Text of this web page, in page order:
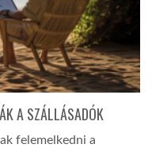
A SZÁLLÁSADÓK
felemelkedni a